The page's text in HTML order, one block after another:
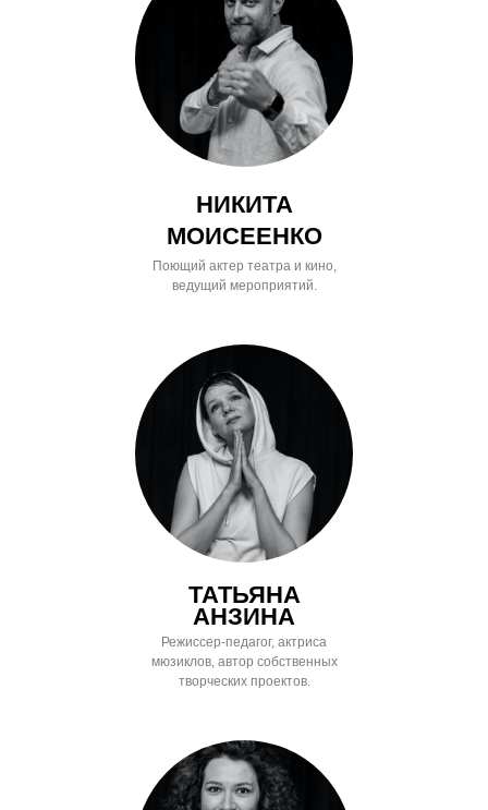
НИКИТА
МОИСЕЕНКО
Поющий актер театра и кино,
ведущий мероприятий.
ТАТЬЯНА
АНЗИНА
Режиссер-педагог, актриса
мюзиклов, автор собственных
творческих проектов.